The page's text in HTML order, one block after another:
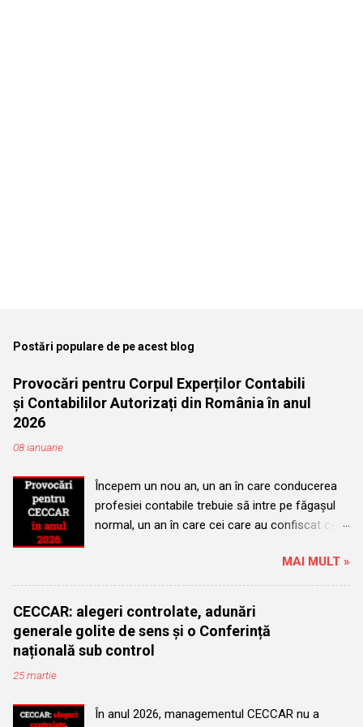
Postări populare de pe acest blog
Provocări pentru Corpul Experților Contabili
și Contabililor Autorizați din România în anul
2026
08 ianuarie
Începem un nou an, un an în care conducerea
profesiei contabile trebuie să intre pe făgașul
normal, un an în care cei care au confiscat cel
redea membrilor. Este anul alegerilor pentru
consiliul superior, consiliile filialelor și comisiile
de disciplină. Este anul în care evoluția normală
și legală a organismului nu poate permite
succedarea pe funcții a acelorași persoane.
nivel local. Fiecare membru al Corpului
MAI MULT »
CECCAR: alegeri controlate, adunări
generale golite de sens și o Conferință
națională sub control
25 martie
În anul 2026, managementul CECCAR nu a